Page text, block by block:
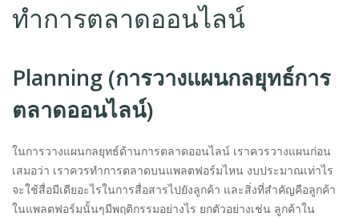
ทำการตลาดออนไลน์
Planning (การวางแผนกลยุทธ์การ
ตลาดออนไลน์)
ในการวางแผนกลยุทธ์ด้านการตลาดออนไลน์ เราควรวางแผนก่อน
เสมอว่า เราควรทำการตลาดบนแพลตฟอร์มไหน งบประมาณเท่าไร
จะใช้สื่อมีเดียอะไรในการสื่อสารไปยังลูกค้า และสิ่งที่สำคัญคือลูกค้า
ในแพลตฟอร์มนั้นๆมีพฤติกรรมอย่างไร ยกตัวอย่างเช่น ลูกค้าใน